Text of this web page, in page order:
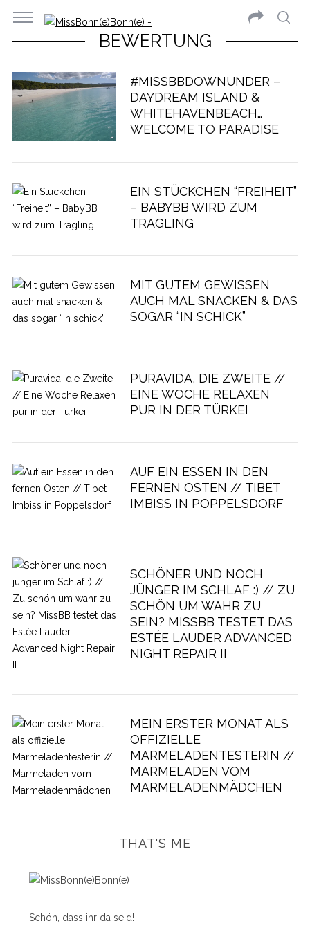
BEWERTUNG
#MISSBBDOWNUNDER –
DAYDREAM ISLAND &
WHITEHAVENBEACH…
WELCOME TO PARADISE
EIN STÜCKCHEN “FREIHEIT”
– BABYBB WIRD ZUM
TRAGLING
MIT GUTEM GEWISSEN
AUCH MAL SNACKEN & DAS
SOGAR “IN SCHICK”
PURAVIDA, DIE ZWEITE //
EINE WOCHE RELAXEN
PUR IN DER TÜRKEI
AUF EIN ESSEN IN DEN
FERNEN OSTEN // TIBET
IMBISS IN POPPELSDORF
SCHÖNER UND NOCH
JÜNGER IM SCHLAF :) // ZU
SCHÖN UM WAHR ZU
SEIN? MISSBB TESTET DAS
ESTÉE LAUDER ADVANCED
NIGHT REPAIR II
MEIN ERSTER MONAT ALS
OFFIZIELLE
MARMELADENTESTERIN //
MARMELADEN VOM
MARMELADENMÄDCHEN
THAT'S ME
Schön, dass ihr da seid!